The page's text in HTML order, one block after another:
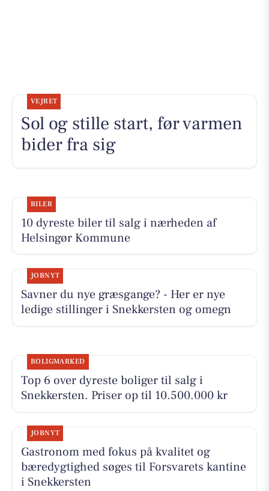
VEJRET
Sol og stille start, før varmen
bider fra sig
BILER
10 dyreste biler til salg i nærheden af
Helsingør Kommune
JOBNYT
Savner du nye græsgange? - Her er nye
ledige stillinger i Snekkersten og omegn
BOLIGMARKED
Top 6 over dyreste boliger til salg i
Snekkersten. Priser op til 10.500.000 kr
JOBNYT
Gastronom med fokus på kvalitet og
bæredygtighed søges til Forsvarets kantine
i Snekkersten